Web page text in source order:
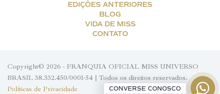
EDIÇÕES ANTERIORES
BLOG
VIDA DE MISS
CONTATO
Copyright© 2026 - FRANQUIA OFICIAL MISS UNIVERSO
BRASIL 38.332.450/0001-54 | Todos os direitos reservados.
Políticas de Privacidade
CONVERSE CONOSCO